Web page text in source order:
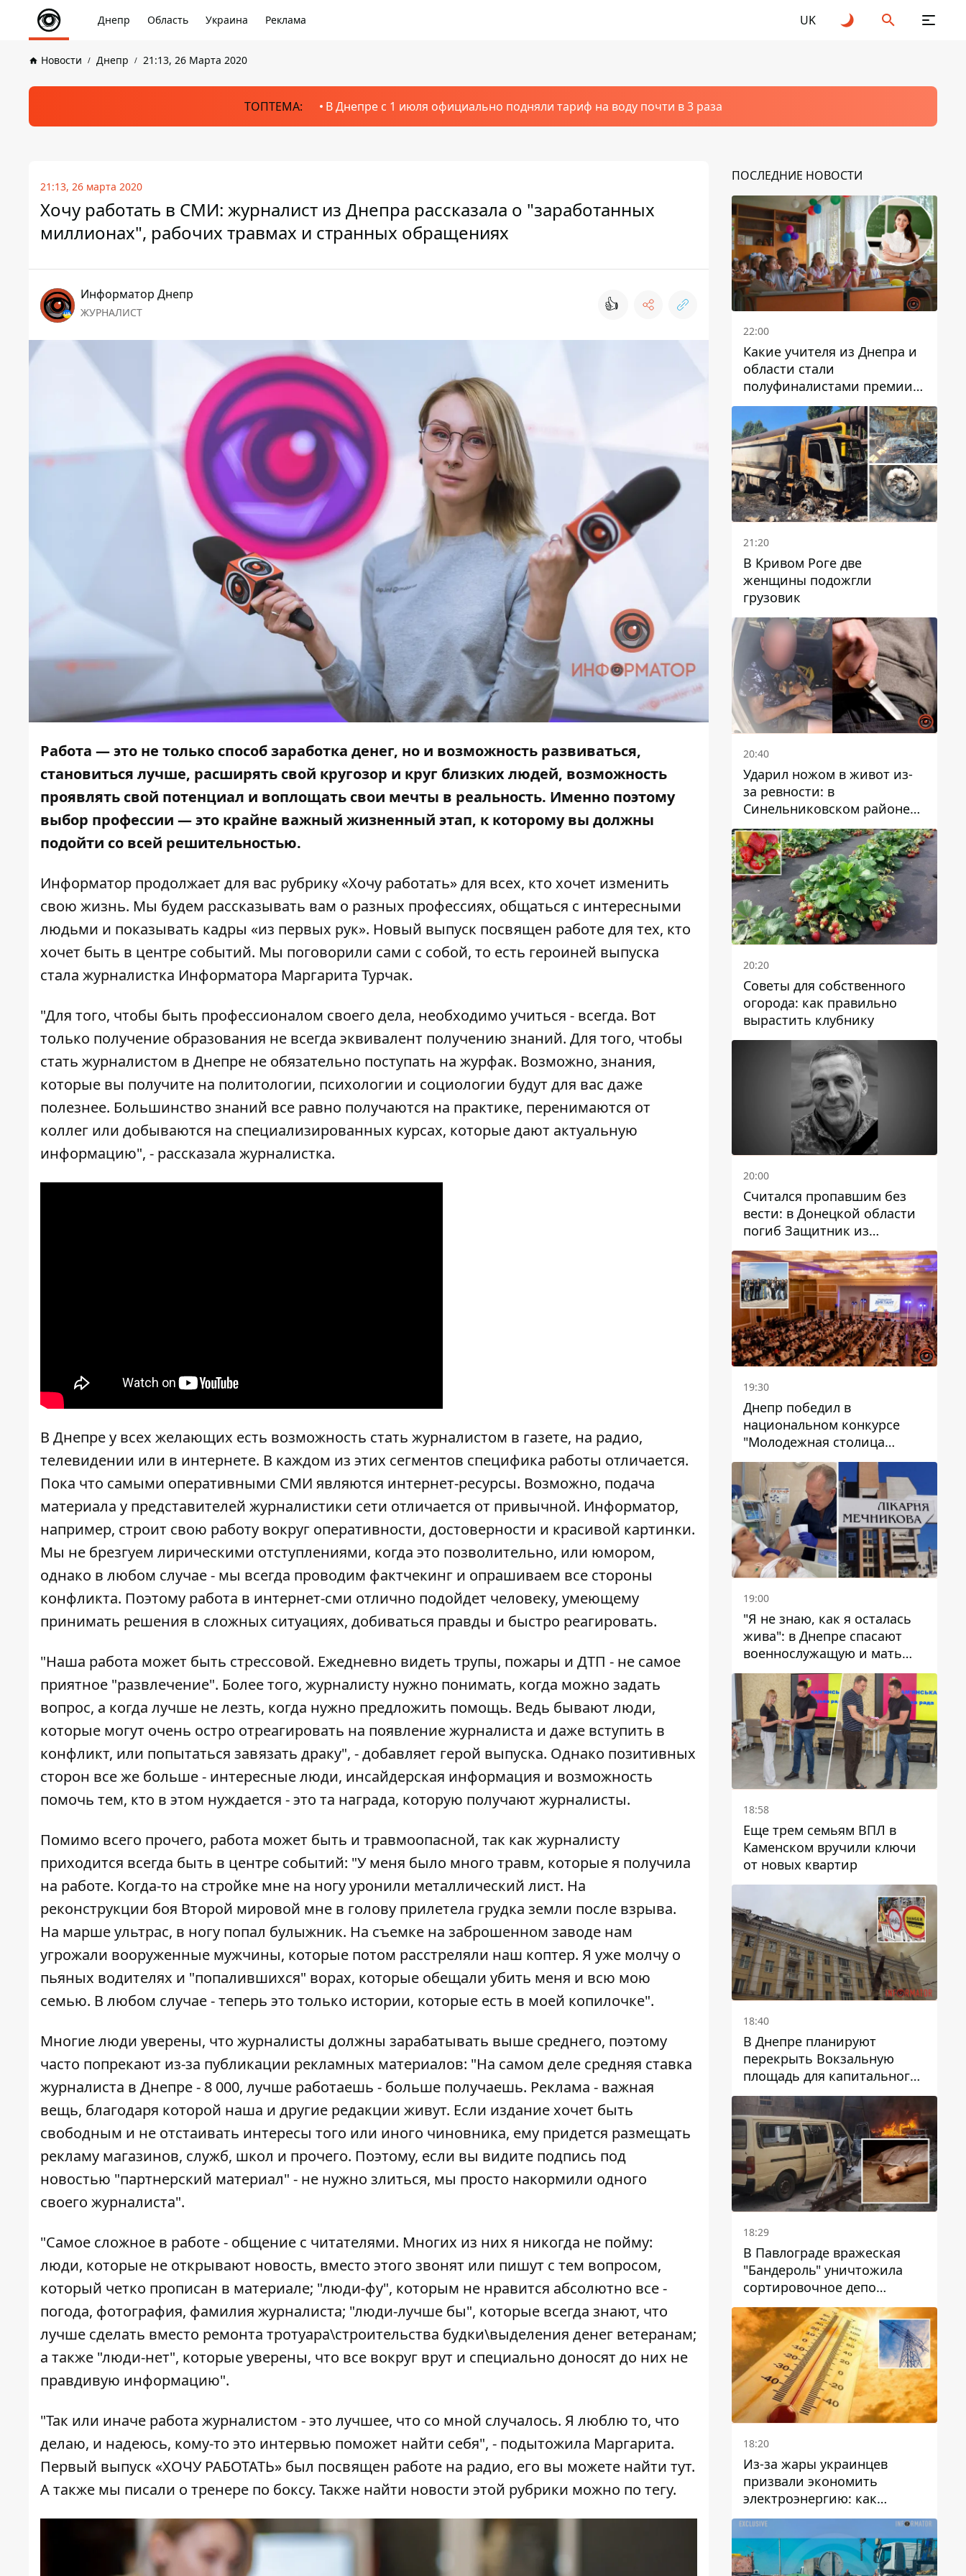
Днепр Область Украина Реклама UK
Новости Днепр 21:13, 26 Марта 2020
ТОПТЕМА: В Днепре с 1 июля официально подняли тариф на воду почти в 3 раза
21:13, 26 марта 2020
Хочу работать в СМИ: журналист из Днепра рассказала о "заработанных
миллионах", рабочих травмах и странных обращениях
Информатор Днепр
ЖУРНАЛИСТ 👍
Работа — это не только способ заработка денег, но и возможность развиваться,
становиться лучше, расширять свой кругозор и круг близких людей, возможность
проявлять свой потенциал и воплощать свои мечты в реальность. Именно поэтому
выбор профессии — это крайне важный жизненный этап, к которому вы должны
подойти со всей решительностью.
Информатор продолжает для вас рубрику «Хочу работать» для всех, кто хочет изменить
свою жизнь. Мы будем рассказывать вам о разных профессиях, общаться с интересными
людьми и показывать кадры «из первых рук». Новый выпуск посвящен работе для тех, кто
хочет быть в центре событий. Мы поговорили сами с собой, то есть героиней выпуска
стала журналистка Информатора Маргарита Турчак.
"Для того, чтобы быть профессионалом своего дела, необходимо учиться - всегда. Вот
только получение образования не всегда эквивалент получению знаний. Для того, чтобы
стать журналистом в Днепре не обязательно поступать на журфак. Возможно, знания,
которые вы получите на политологии, психологии и социологии будут для вас даже
полезнее. Большинство знаний все равно получаются на практике, перенимаются от
коллег или добываются на специализированных курсах, которые дают актуальную
информацию", - рассказала журналистка.
В Днепре у всех желающих есть возможность стать журналистом в газете, на радио,
телевидении или в интернете. В каждом из этих сегментов специфика работы отличается.
Пока что самыми оперативными СМИ являются интернет-ресурсы. Возможно, подача
материала у представителей журналистики сети отличается от привычной. Информатор,
например, строит свою работу вокруг оперативности, достоверности и красивой картинки.
Мы не брезгуем лирическими отступлениями, когда это позволительно, или юмором,
однако в любом случае - мы всегда проводим фактчекинг и опрашиваем все стороны
конфликта. Поэтому работа в интернет-сми отлично подойдет человеку, умеющему
принимать решения в сложных ситуациях, добиваться правды и быстро реагировать.
"Наша работа может быть стрессовой. Ежедневно видеть трупы, пожары и ДТП - не самое
приятное "развлечение". Более того, журналисту нужно понимать, когда можно задать
вопрос, а когда лучше не лезть, когда нужно предложить помощь. Ведь бывают люди,
которые могут очень остро отреагировать на появление журналиста и даже вступить в
конфликт, или попытаться завязать драку", - добавляет герой выпуска. Однако позитивных
сторон все же больше - интересные люди, инсайдерская информация и возможность
помочь тем, кто в этом нуждается - это та награда, которую получают журналисты.
Помимо всего прочего, работа может быть и травмоопасной, так как журналисту
приходится всегда быть в центре событий: "У меня было много травм, которые я получила
на работе. Когда-то на стройке мне на ногу уронили металлический лист. На
реконструкции боя Второй мировой мне в голову прилетела грудка земли после взрыва.
На марше ультрас, в ногу попал булыжник. На съемке на заброшенном заводе нам
угрожали вооруженные мужчины, которые потом расстреляли наш коптер. Я уже молчу о
пьяных водителях и "попалившихся" ворах, которые обещали убить меня и всю мою
семью. В любом случае - теперь это только истории, которые есть в моей копилочке".
Многие люди уверены, что журналисты должны зарабатывать выше среднего, поэтому
часто попрекают из-за публикации рекламных материалов: "На самом деле средняя ставка
журналиста в Днепре - 8 000, лучше работаешь - больше получаешь. Реклама - важная
вещь, благодаря которой наша и другие редакции живут. Если издание хочет быть
свободным и не отстаивать интересы того или иного чиновника, ему придется размещать
рекламу магазинов, служб, школ и прочего. Поэтому, если вы видите подпись под
новостью "партнерский материал" - не нужно злиться, мы просто накормили одного
своего журналиста".
"Самое сложное в работе - общение с читателями. Многих из них я никогда не пойму:
люди, которые не открывают новость, вместо этого звонят или пишут с тем вопросом,
который четко прописан в материале; "люди-фу", которым не нравится абсолютно все -
погода, фотография, фамилия журналиста; "люди-лучше бы", которые всегда знают, что
лучше сделать вместо ремонта тротуара\строительства будки\выделения денег ветеранам;
а также "люди-нет", которые уверены, что все вокруг врут и специально доносят до них не
правдивую информацию".
"Так или иначе работа журналистом - это лучшее, что со мной случалось. Я люблю то, что
делаю, и надеюсь, кому-то это интервью поможет найти себя", - подытожила Маргарита.
Первый выпуск «ХОЧУ РАБОТАТЬ» был посвящен работе на радио, его вы можете найти тут.
А также мы писали о тренере по боксу. Также найти новости этой рубрики можно по тегу.
ПОСЛЕДНИЕ НОВОСТИ
22:00
Какие учителя из Днепра и
области стали
полуфиналистами премии
Global Teacher Prize Ukraine
2026
21:20
В Кривом Роге две
женщины подожгли
грузовик
20:40
Ударил ножом в живот из-
за ревности: в
Синельниковском районе
задержали 49-летнего
мужчину за убийство
20:20
Советы для собственного
огорода: как правильно
вырастить клубнику
20:00
Считался пропавшим без
вести: в Донецкой области
погиб Защитник из
Каменского Антон
Красовский
19:30
Днепр победил в
национальном конкурсе
"Молодежная столица
Украины – 2026"
19:00
"Я не знаю, как я осталась
жива": в Днепре спасают
военнослужащую и мать
четверых детей, которую
ранил КАБ
18:58
Еще трем семьям ВПЛ в
Каменском вручили ключи
от новых квартир
18:40
В Днепре планируют
перекрыть Вокзальную
площадь для капитального
ремонта дома, в который
попала вражеская ракета:
какие сроки
18:29
В Павлограде вражеская
"Бандероль" уничтожила
сортировочное депо
"Укрпошти" и убила двух
работниц
18:20
Из-за жары украинцев
призвали экономить
электроэнергию: как
избежать перегрузки сетей